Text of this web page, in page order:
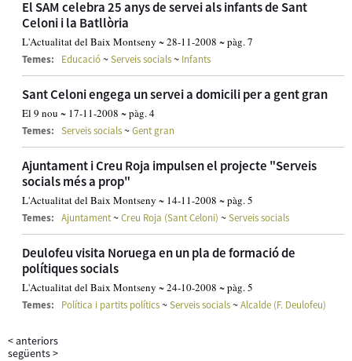
El SAM celebra 25 anys de servei als infants de Sant
Celoni i la Batllòria
L'Actualitat del Baix Montseny ~ 28-11-2008 ~ pàg. 7
Temes: Educació~Serveis socials~ Infants
Sant Celoni engega un servei a domicili per a gent gran
El 9 nou ~ 17-11-2008 ~ pàg. 4
Temes: Serveis socials~Gent gran
Ajuntament i Creu Roja impulsen el projecte "Serveis
socials més a prop"
L'Actualitat del Baix Montseny ~ 14-11-2008 ~ pàg. 5
Temes: Ajuntament~Creu Roja (Sant Celoni) ~Serveis socials
Deulofeu visita Noruega en un pla de formació de
polítiques socials
L'Actualitat del Baix Montseny ~ 24-10-2008 ~ pàg. 5
Temes: Política i partits polítics~Serveis socials~Alcalde (F. Deulofeu)
<anteriors
següents>